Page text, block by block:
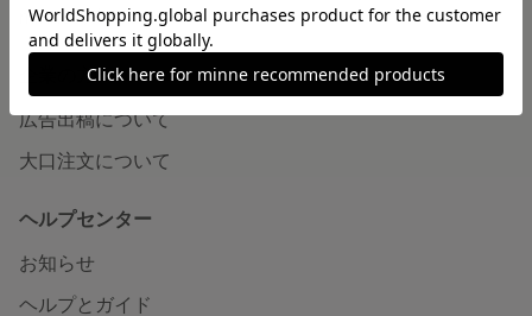
minneの本
企業の方へ
広告出稿について
大口注文について
ヘルプセンター
お知らせ
ヘルプとガイド